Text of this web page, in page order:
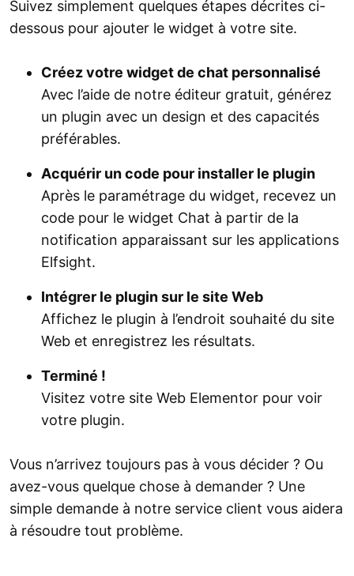
Suivez simplement quelques étapes décrites ci-
dessous pour ajouter le widget à votre site.
Créez votre widget de chat personnalisé
Avec l’aide de notre éditeur gratuit, générez
un plugin avec un design et des capacités
préférables.
Acquérir un code pour installer le plugin
Après le paramétrage du widget, recevez un
code pour le widget Chat à partir de la
notification apparaissant sur les applications
Elfsight.
Intégrer le plugin sur le site Web
Affichez le plugin à l’endroit souhaité du site
Web et enregistrez les résultats.
Terminé !
Visitez votre site Web Elementor pour voir
votre plugin.
Vous n’arrivez toujours pas à vous décider ? Ou
avez-vous quelque chose à demander ? Une
simple demande à notre service client vous aidera
à résoudre tout problème.